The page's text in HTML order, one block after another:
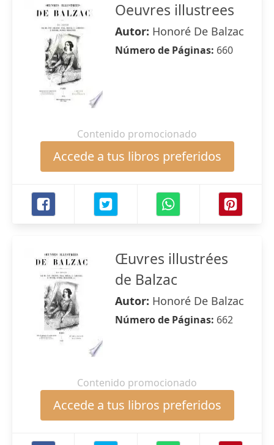
Oeuvres illustrees
Autor: Honoré De Balzac
Número de Páginas: 660
Contenido promocionado
Accede a tus libros preferidos
Œuvres illustrées
de Balzac
Autor: Honoré De Balzac
Número de Páginas: 662
Contenido promocionado
Accede a tus libros preferidos